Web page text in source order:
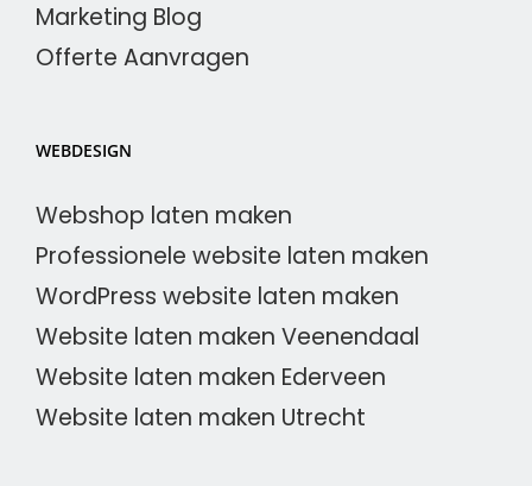
Marketing Blog
Offerte Aanvragen
WEBDESIGN
Webshop laten maken
Professionele website laten maken
WordPress website laten maken
Website laten maken Veenendaal
Website laten maken Ederveen
Website laten maken Utrecht